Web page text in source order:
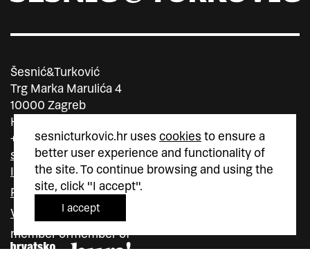
sesnicturkovic.hr uses cookies to ensure a
better user experience and functionality of
the site. To continue browsing and using the
site, click "I accept".
I accept
Šesnić&Turković
Trg Marka Marulića 4
10000 Zagreb
Hrvatska
+385 (0)1 5587 880
sesnic.turkovic@gmail.com
Instagram
Facebook
Vimeo
member ofmember of